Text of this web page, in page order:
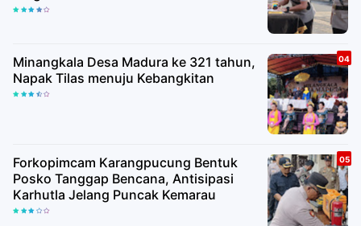
Minangkala Desa Madura ke 321 tahun,
Napak Tilas menuju Kebangkitan
Forkopimcam Karangpucung Bentuk
Posko Tanggap Bencana, Antisipasi
Karhutla Jelang Puncak Kemarau